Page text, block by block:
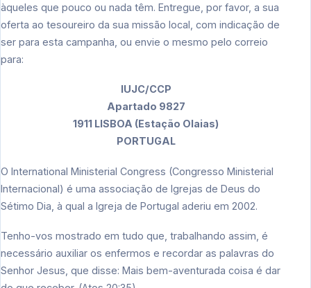
àqueles que pouco ou nada têm. Entregue, por favor, a sua
oferta ao tesoureiro da sua missão local, com indicação de
ser para esta campanha, ou envie o mesmo pelo correio
para:
IUJC/CCP
Apartado 9827
1911 LISBOA (Estação Olaias)
PORTUGAL
O International Ministerial Congress (Congresso Ministerial
Internacional) é uma associação de Igrejas de Deus do
Sétimo Dia, à qual a Igreja de Portugal aderiu em 2002.
Tenho-vos mostrado em tudo que, trabalhando assim, é
necessário auxiliar os enfermos e recordar as palavras do
Senhor Jesus, que disse: Mais bem-aventurada coisa é dar